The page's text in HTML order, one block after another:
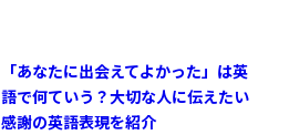
「あなたに出会えてよかった」は英
語で何ていう？大切な人に伝えたい
感謝の英語表現を紹介